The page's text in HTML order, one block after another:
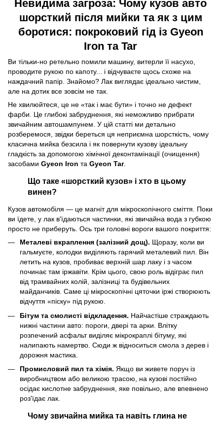
Невидима загроза: Чому кузов авто
шорсткий після мийки та як з цим
боротися: покроковий гід із Gyeon
Iron та Tar
Ви тільки-но ретельно помили машину, витерли її насухо,
проводите рукою по капоту... і відчуваєте щось схоже на
наждачний папір. Знайомо? Лак виглядає ідеально чистим,
але на дотик все зовсім не так.
Не хвилюйтеся, це не «так і має бути» і точно не дефект
фарби. Це глибокі забруднення, які неможливо прибрати
звичайним автошампунем. У цій статті ми детально
розберемося, звідки береться ця неприємна шорсткість, чому
класична мийка безсила і як повернути кузову ідеальну
гладкість за допомогою хімічної деконтамінації (очищення)
засобами Gyeon Iron та Gyeon Tar.
Що таке «шорсткий кузов» і хто в цьому
винен?
Кузов автомобіля — це магніт для мікроскопічного сміття. Поки
ви їдете, у лак в'їдаються частинки, які звичайна вода з губкою
просто не приберуть. Ось три головні вороги вашого покриття:
Металеві вкраплення (залізний дощ). Щоразу, коли ви
гальмуєте, колодки виділяють гарячий металевий пил. Він
летить на кузов, пробиває верхній шар лаку і з часом
починає там іржавіти. Крім цього, свою роль відіграє пил
від трамвайних колій, залізниці та будівельних
майданчиків. Саме ці мікроскопічні цяточки іржі створюють
відчуття «піску» під рукою.
Бітум та смолисті відкладення. Найчастіше страждають
нижні частини авто: пороги, двері та арки. Влітку
розпечений асфальт виділяє мікрокраплі бітуму, які
налипають намертво. Сюди ж відноситься смола з дерев і
дорожня мастика.
Промисловий пил та хімія. Якщо ви живете поруч із
виробництвом або великою трасою, на кузові постійно
осідає кислотне забруднення, яке повільно, але впевнено
роз'їдає лак.
Чому звичайна мийка та навіть глина не